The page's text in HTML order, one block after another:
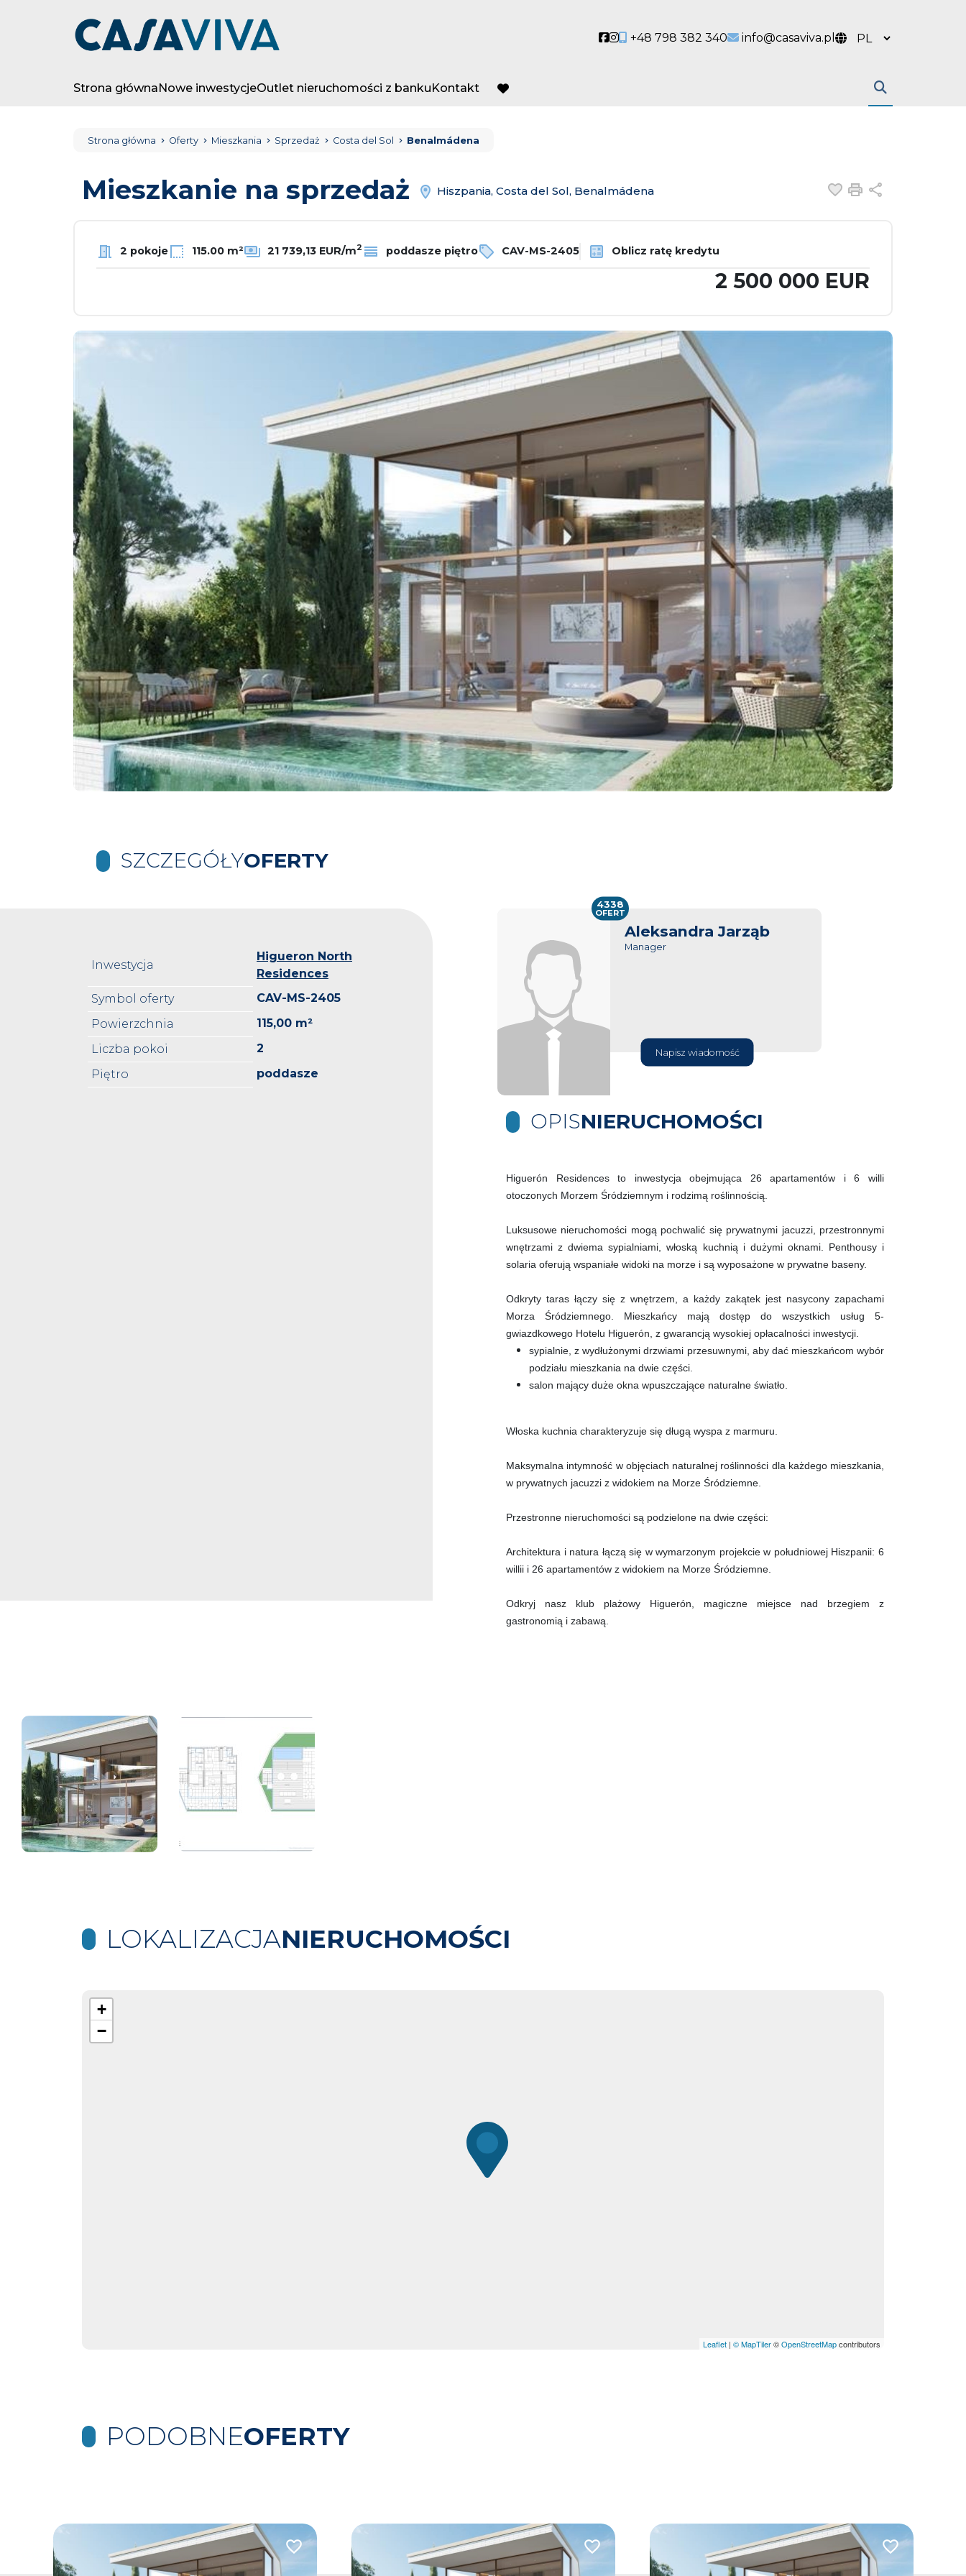
Social link
Social link
+48 798 382 340 info@casaviva.pl
Strona głównaNowe inwestycjeOutlet nieruchomości z bankuKontakt
favorite
Strona główna Oferty Mieszkania Sprzedaż Costa del Sol Benalmádena
Mieszkanie na sprzedaż Hiszpania, Costa del Sol, Benalmádena Dodaj do
Drukuj
2 pokoje 115.00 m² 21 739,13 EUR/m2 poddasze piętro CAV-MS-2405 Oblicz ratę kredytu
2 500 000 EUR
SZCZEGÓŁYOFERTY
Inwestycja
Higueron North
Residences
Symbol oferty
CAV-MS-2405
Powierzchnia
115,00 m²
Liczba pokoi
2
Piętro
poddasze
Aleksandra Jarząb
Manager
Napisz wiadomość
4338
OFERT
OPISNIERUCHOMOŚCI
Higuerón Residences to inwestycja obejmująca 26 apartamentów i 6 willi
otoczonych Morzem Śródziemnym i rodzimą roślinnością.
Luksusowe nieruchomości mogą pochwalić się prywatnymi jacuzzi, przestronnymi
wnętrzami z dwiema sypialniami, włoską kuchnią i dużymi oknami. Penthousy i
solaria oferują wspaniałe widoki na morze i są wyposażone w prywatne baseny.
Odkryty taras łączy się z wnętrzem, a każdy zakątek jest nasycony zapachami
Morza Śródziemnego. Mieszkańcy mają dostęp do wszystkich usług 5-
gwiazdkowego Hotelu Higuerón, z gwarancją wysokiej opłacalności inwestycji.
sypialnie, z wydłużonymi drzwiami przesuwnymi, aby dać mieszkańcom wybór
podziału mieszkania na dwie części.
salon mający duże okna wpuszczające naturalne światło.
Włoska kuchnia charakteryzuje się długą wyspa z marmuru.
Maksymalna intymność w objęciach naturalnej roślinności dla każdego mieszkania,
w prywatnych jacuzzi z widokiem na Morze Śródziemne.
Przestronne nieruchomości są podzielone na dwie części:
Architektura i natura łączą się w wymarzonym projekcie w południowej Hiszpanii: 6
willii i 26 apartamentów z widokiem na Morze Śródziemne.
Odkryj nasz klub plażowy Higuerón, magiczne miejsce nad brzegiem z
gastronomią i zabawą.
LOKALIZACJANIERUCHOMOŚCI
+
−
Leaflet | © MapTiler©OpenStreetMapcontributors
PODOBNEOFERTY
Dodaj do ulubionych Dodaj do ulubionych Dodaj do